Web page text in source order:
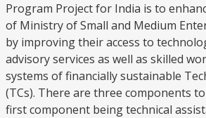
Program Project for India is to
of Ministry of Small and Medium
by improving their access to
advisory services as well as skilled
systems of financially sustainable
(TCs). There are three components
first component being technical